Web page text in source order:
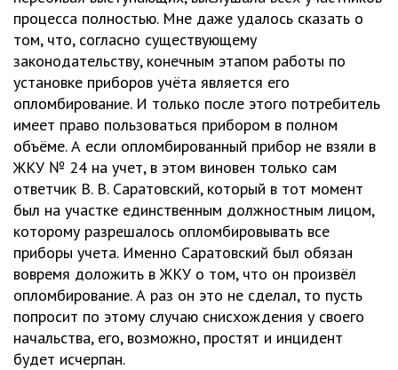
процесса полностью. Мне даже удалось сказать о
том, что, согласно существующему
законодательству, конечным этапом работы по
установке приборов учёта является его
опломбирование. И только после этого потребитель
имеет право пользоваться прибором в полном
объёме. А если опломбированный прибор не взяли в
ЖКУ № 24 на учет, в этом виновен только сам
ответчик В. В. Саратовский, который в тот момент
был на участке единственным должностным лицом,
которому разрешалось опломбировывать все
приборы учета. Именно Саратовский был обязан
вовремя доложить в ЖКУ о том, что он произвёл
опломбирование. А раз он это не сделал, то пусть
попросит по этому случаю снисхождения у своего
начальства, его, возможно, простят и инцидент
будет исчерпан.